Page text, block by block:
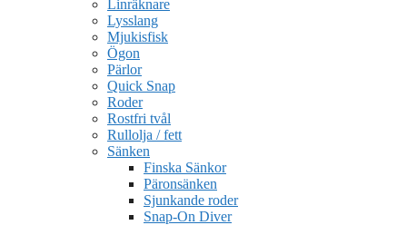
Linräknare
Lysslang
Mjukisfisk
Ögon
Pärlor
Quick Snap
Roder
Rostfri tvål
Rullolja / fett
Sänken
Finska Sänkor
Päronsänken
Sjunkande roder
Snap-On Diver